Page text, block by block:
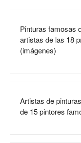
Pinturas famosas
artistas de las 18
(imágenes)
Artistas de
de 15 pintores